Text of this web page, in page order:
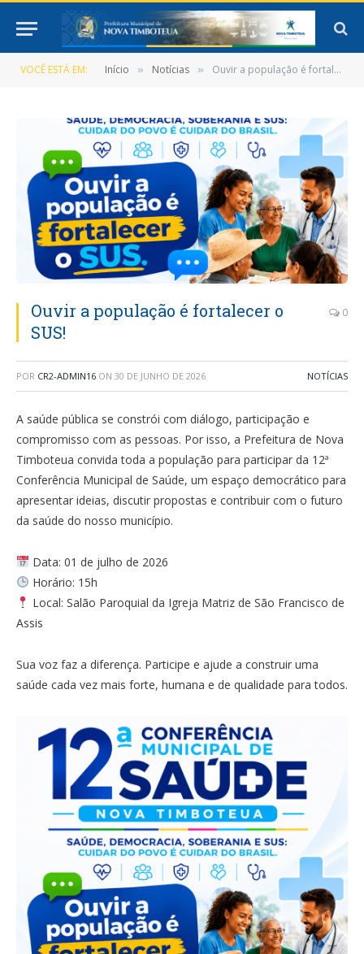
VOCÊ ESTÁ EM: Início » Notícias » Ouvir a população é fortalecer o SUS!
Ouvir a população é fortalecer o
SUS!
0
POR CR2-ADMIN16 ON 30 DE JUNHO DE 2026 NOTÍCIAS
A saúde pública se constrói com diálogo, participação e
compromisso com as pessoas. Por isso, a Prefeitura de Nova
Timboteua convida toda a população para participar da 12ª
Conferência Municipal de Saúde, um espaço democrático para
apresentar ideias, discutir propostas e contribuir com o futuro
da saúde do nosso município.
Data: 01 de julho de 2026
Horário: 15h
Local: Salão Paroquial da Igreja Matriz de São Francisco de
Assis
Sua voz faz a diferença. Participe e ajude a construir uma
saúde cada vez mais forte, humana e de qualidade para todos.